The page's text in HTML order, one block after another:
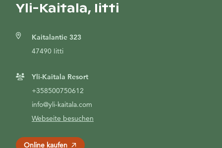
Yli-Kaitala, Iitti
Kaitalantie 323
47490 Iitti
Yli-Kaitala Resort
+358500750612
info@yli-kaitala.com
Webseite besuchen
Online kaufen